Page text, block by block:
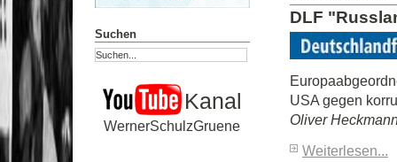
DLF
USA gegen
Oliver
Weiterlesen...
Suchen
Kanal
WernerSchulzGruene